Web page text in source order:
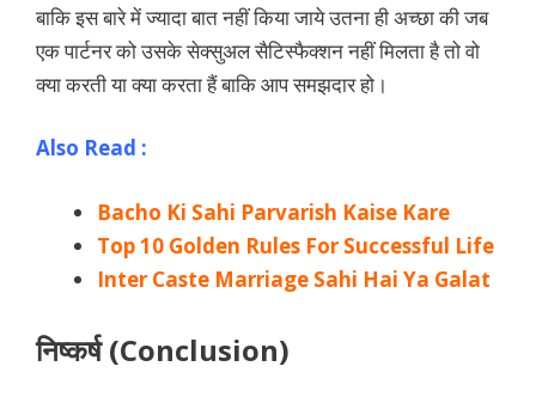
बाकि इस बारे में ज्यादा बात नहीं किया जाये उतना ही अच्छा की जब
एक पार्टनर को उसके सेक्सुअल सैटिस्फैक्शन नहीं मिलता है तो वो
क्या करती या क्या करता हैं बाकि आप समझदार हो।
Also Read :
Bacho Ki Sahi Parvarish Kaise Kare
Top 10 Golden Rules For Successful Life
Inter Caste Marriage Sahi Hai Ya Galat
निष्कर्ष (Conclusion)